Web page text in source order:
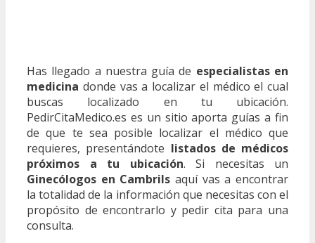
Has llegado a nuestra guía de especialistas en
medicina donde vas a localizar el médico el cual
buscas localizado en tu ubicación.
PedirCitaMedico.es es un sitio aporta guías a fin
de que te sea posible localizar el médico que
requieres, presentándote listados de médicos
próximos a tu ubicación. Si necesitas un
Ginecólogos en Cambrils aquí vas a encontrar
la totalidad de la información que necesitas con el
propósito de encontrarlo y pedir cita para una
consulta.